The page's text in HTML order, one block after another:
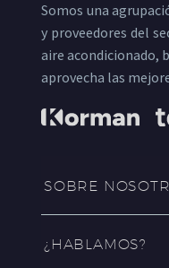
Somos una
y proveedores del
aire acondicionado,
aprovecha las
SOBRE
¿HABLAMOS?